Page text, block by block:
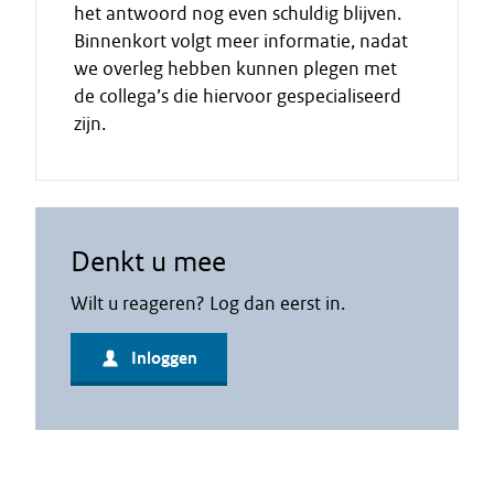
het antwoord nog even schuldig blijven.
Binnenkort volgt meer informatie, nadat
we overleg hebben kunnen plegen met
de collega’s die hiervoor gespecialiseerd
zijn.
Denkt u mee
Wilt u reageren? Log dan eerst in.
Inloggen